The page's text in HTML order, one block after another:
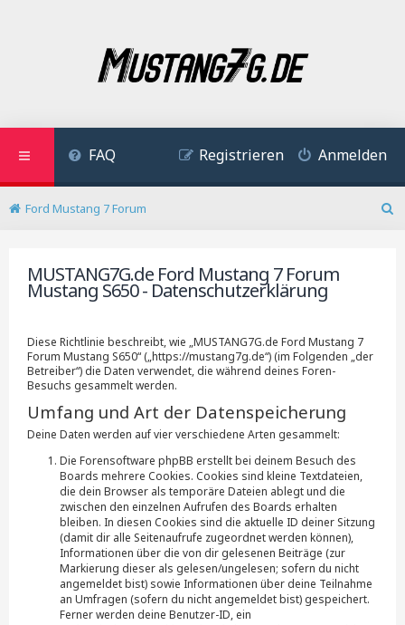
FAQ Anmelden
Registrieren
Ford Mustang 7 Forum
MUSTANG7G.de Ford Mustang 7 Forum
Mustang S650 - Datenschutzerklärung
Diese Richtlinie beschreibt, wie „MUSTANG7G.de Ford Mustang 7
Forum Mustang S650“ („https://mustang7g.de“) (im Folgenden „der
Betreiber“) die Daten verwendet, die während deines Foren-
Besuchs gesammelt werden.
Umfang und Art der Datenspeicherung
Deine Daten werden auf vier verschiedene Arten gesammelt:
Die Forensoftware phpBB erstellt bei deinem Besuch des
Boards mehrere Cookies. Cookies sind kleine Textdateien,
die dein Browser als temporäre Dateien ablegt und die
zwischen den einzelnen Aufrufen des Boards erhalten
bleiben. In diesen Cookies sind die aktuelle ID deiner Sitzung
(damit dir alle Seitenaufrufe zugeordnet werden können),
Informationen über die von dir gelesenen Beiträge (zur
Markierung dieser als gelesen/ungelesen; sofern du nicht
angemeldet bist) sowie Informationen über deine Teilnahme
an Umfragen (sofern du nicht angemeldet bist) gespeichert.
Ferner werden deine Benutzer-ID, ein